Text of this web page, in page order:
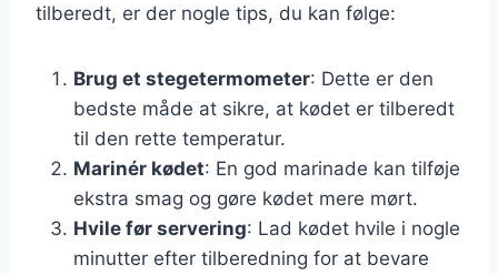
tilberedt, er der nogle tips, du kan følge:
Brug et stegetermometer: Dette er den
bedste måde at sikre, at kødet er tilberedt
til den rette temperatur.
Marinér kødet: En god marinade kan tilføje
ekstra smag og gøre kødet mere mørt.
Hvile før servering: Lad kødet hvile i nogle
minutter efter tilberedning for at bevare